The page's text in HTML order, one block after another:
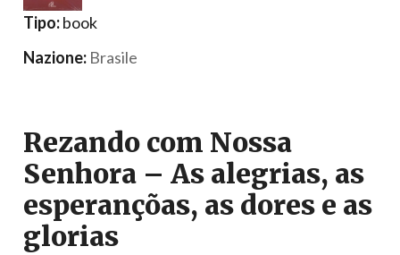
Tipo:book
Nazione: Brasile
Rezando com Nossa
Senhora – As alegrias, as
esperançõas, as dores e as
glorias